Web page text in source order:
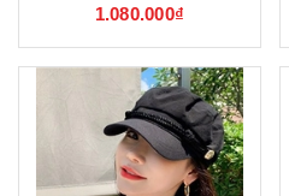
1.080.000₫